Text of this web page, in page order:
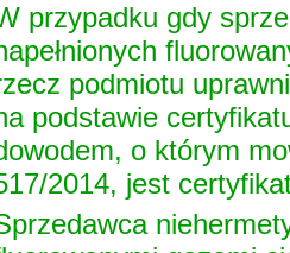
przypadku gdy
podmiotu
podstawie
o którym
2014, jest